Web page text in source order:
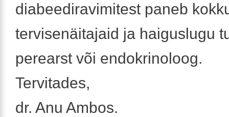
diabeediravimitest paneb
tervisenäitajaid ja haiguslugu
perearst või endokrinoloog.
Tervitades,
dr. Anu Ambos.